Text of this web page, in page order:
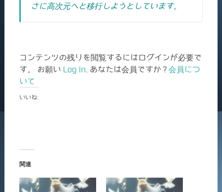
さに高次元へと移行しようとしています。
コンテンツの残りを閲覧するにはログインが必要で
す。 お願い Log In . あなたは会員ですか ? 会員につ
いて
いいね:
関連